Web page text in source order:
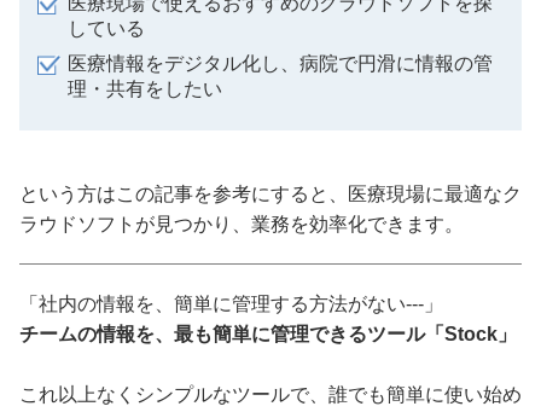
している
医療情報をデジタル化し、病院で円滑に情報の管
理・共有をしたい
という方はこの記事を参考にすると、医療現場に最適なク
ラウドソフトが見つかり、業務を効率化できます。
「社内の情報を、簡単に管理する方法がない---」
チームの情報を、最も簡単に管理できるツール「Stock」
これ以上なくシンプルなツールで、誰でも簡単に使い始め